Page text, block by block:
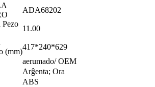
ADA68202
Pezo
11.00
(mm)
417*240*629
aerumado/ OEM
Arĝenta; Ora
ABS